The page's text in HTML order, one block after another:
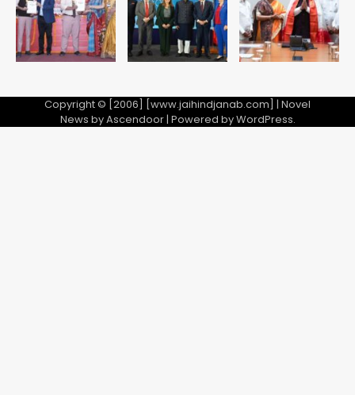
5
8वीं की क्लास, NCPCR की शिकायत पर
भेजा नोटिस
Copyright © [2006] [www.jaihindjanab.com] | Novel
News byAscendoor| Powered byWordPress.